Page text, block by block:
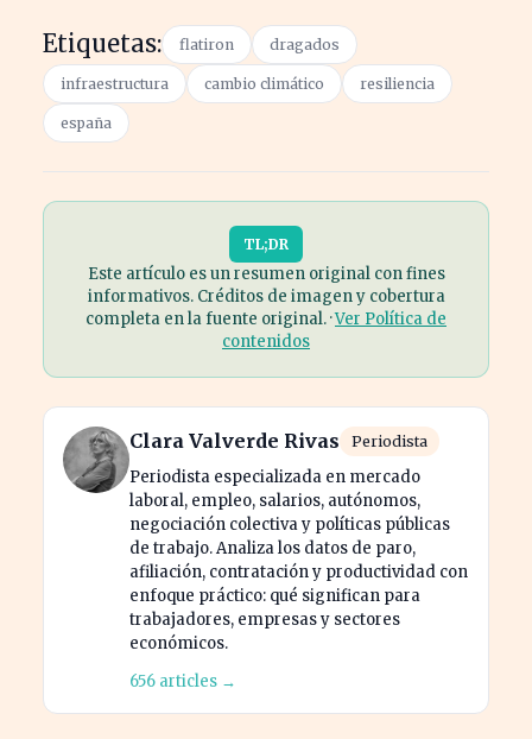
Etiquetas: flatiron dragados
infraestructura cambio climático resiliencia
españa
TL;DR
Este artículo es un resumen original con fines
informativos. Créditos de imagen y cobertura
completa en la fuente original. ·Ver Política de
contenidos
Clara Valverde Rivas Periodista
Periodista especializada en mercado
laboral, empleo, salarios, autónomos,
negociación colectiva y políticas públicas
de trabajo. Analiza los datos de paro,
afiliación, contratación y productividad con
enfoque práctico: qué significan para
trabajadores, empresas y sectores
económicos.
656 articles →